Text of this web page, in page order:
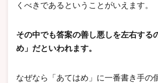
くべきであるということがいえます。
その中でも答案の善し悪しを左右する
め」だといわれます。
なぜなら「あてはめ」に一番書き手の